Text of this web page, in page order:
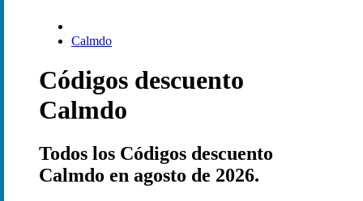
Calmdo
Códigos descuento
Calmdo
Todos los Códigos descuento
Calmdo en agosto de 2026.